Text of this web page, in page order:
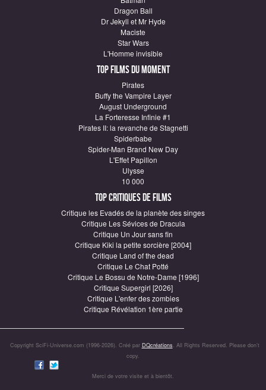
Dragon Ball
Dr Jekyll et Mr Hyde
Maciste
Star Wars
L'Homme invisible
Top Films du moment
Pirates
Buffy the Vampire Layer
August Underground
La Forteresse Infinie #1
Pirates II: la revanche de Stagnetti
Spiderbabe
Spider-Man Brand New Day
L'Effet Papillon
Ulysse
10 000
Top critiques de Films
Critique les Evadés de la planète des singes
Critique Les Sévices de Dracula
Critique Un Jour sans fin
Critique Kiki la petite sorcière [2004]
Critique Land of the dead
Critique Le Chat Potté
Critique Le Bossu de Notre-Dame [1996]
Critique Supergirl [2026]
Critique L'enfer des zombies
Critique Révélation 1ère partie
Copyright SciFi-Universe.com (1996-2026). Créé par DQcréations . All Rights Reserved. Please don’t
copy.
Merci de votre visite et à bientôt.